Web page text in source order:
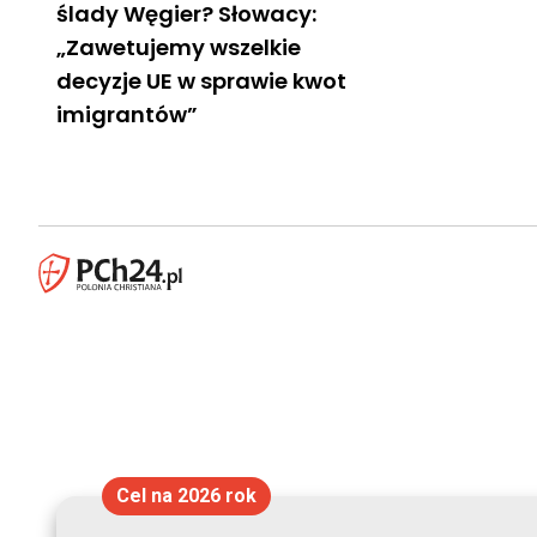
ślady Węgier? Słowacy:
„Zawetujemy wszelkie
decyzje UE w sprawie kwot
imigrantów”
Cel na 2026 rok